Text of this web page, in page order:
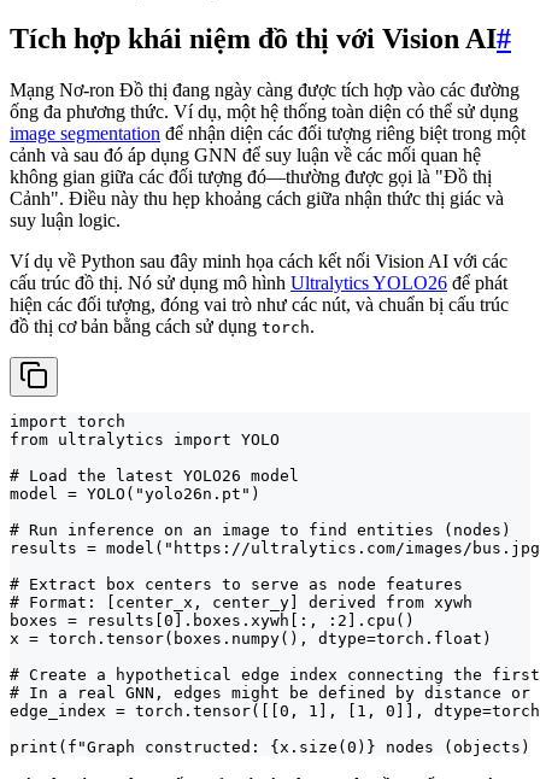
Tích hợp khái niệm đồ thị với Vision AI#
Mạng Nơ-ron Đồ thị đang ngày càng được tích hợp vào các đường
ống đa phương thức. Ví dụ, một hệ thống toàn diện có thể sử dụng
image segmentation để nhận diện các đối tượng riêng biệt trong một
cảnh và sau đó áp dụng GNN để suy luận về các mối quan hệ
không gian giữa các đối tượng đó—thường được gọi là "Đồ thị
Cảnh". Điều này thu hẹp khoảng cách giữa nhận thức thị giác và
suy luận logic.
Ví dụ về Python sau đây minh họa cách kết nối Vision AI với các
cấu trúc đồ thị. Nó sử dụng mô hình Ultralytics YOLO26 để phát
hiện các đối tượng, đóng vai trò như các nút, và chuẩn bị cấu trúc
đồ thị cơ bản bằng cách sử dụng torch.
import torch
from ultralytics import YOLO
# Load the latest YOLO26 model
model = YOLO("yolo26n.pt")
# Run inference on an image to find entities (nodes)
results = model("https://ultralytics.com/images/
# Extract box centers to serve as node features
# Format: [center_x, center_y] derived from xywh
boxes = results[0].boxes.xywh[:, :2].cpu()
x = torch.tensor(boxes.numpy(), dtype=torch.float)
# Create a hypothetical edge index connecting the
# In a real GNN, edges might be defined by distance
edge_index = torch.tensor([[0, 1], [1, 0]],
print(f"Graph constructed: {x.size(0)} nodes (objects)